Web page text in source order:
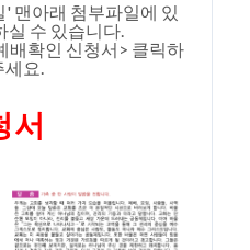
맨아래 첨부파일에 있
실 수 있습니다.
배확인 신청서> 클릭하
세요.
서